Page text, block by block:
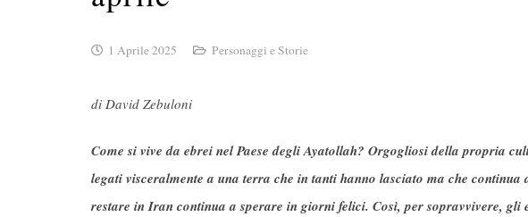
1 Aprile 2025 Personaggi e Storie
di David Zebuloni
Come si vive da ebrei nel Paese degli Ayatollah? Orgogliosi della propria
legati visceralmente a una terra che in tanti hanno lasciato ma che
restare in Iran continua a sperare in giorni felici. Così, per sopravvivere,